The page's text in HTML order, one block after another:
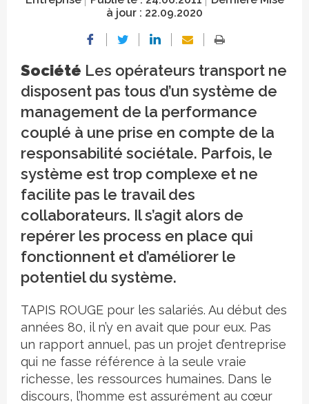
à jour : 22.09.2020
Société Les opérateurs transport ne
disposent pas tous d’un système de
management de la performance
couplé à une prise en compte de la
responsabilité sociétale. Parfois, le
système est trop complexe et ne
facilite pas le travail des
collaborateurs. Il s’agit alors de
repérer les process en place qui
fonctionnent et d’améliorer le
potentiel du système.
TAPIS ROUGE pour les salariés. Au début des
années 80, il n’y en avait que pour eux. Pas
un rapport annuel, pas un projet d’entreprise
qui ne fasse référence à la seule vraie
richesse, les ressources humaines. Dans le
discours, l’homme est assurément au cœur